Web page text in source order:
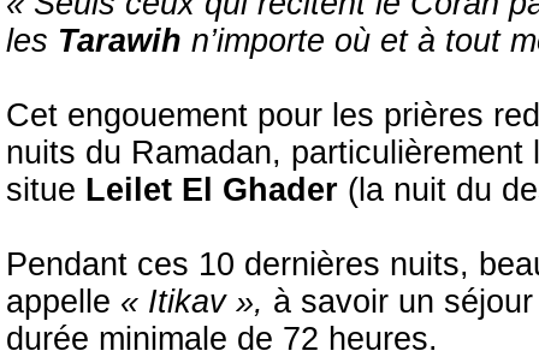
les Tarawih n’importe où et à tout
Cet engouement pour les prières
nuits du Ramadan,
situe Leilet El Ghader (la nuit du
Pendant ces 10 dernières nuits,
appelle « Itikav », à savoir un
durée minimale de 72 heures.